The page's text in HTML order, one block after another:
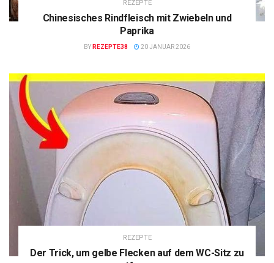
REZEPTE
Chinesisches Rindfleisch mit Zwiebeln und
Paprika
BY REZEPTE38 20 JANUAR 2026
REZEPTE
Der Trick, um gelbe Flecken auf dem WC-Sitz zu